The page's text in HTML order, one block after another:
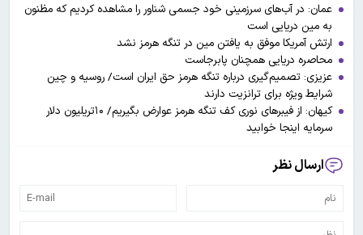
عمان: در آب‌های سرزمینی خود جسمی شناور را مشاهده کردیم که مظنون
به مین دریایی است‌
ارتش آمریکا موفق به یافتن مین در تنگه هرمز نشد
محاصره دریایی همچنان پابرجاست
عزیزی: تصمیم‌گیری درباره تنگه هرمز حق ایران است/ روسیه و چین
شرایط ویژه برای ترانزیت دارند
کیهان: از فیبرهای نوری کف تنگه هرمز عوارض بگیریم/ ۱۰تریلیون دلار
سرمایه اینجا خوابید
ارسال نظر